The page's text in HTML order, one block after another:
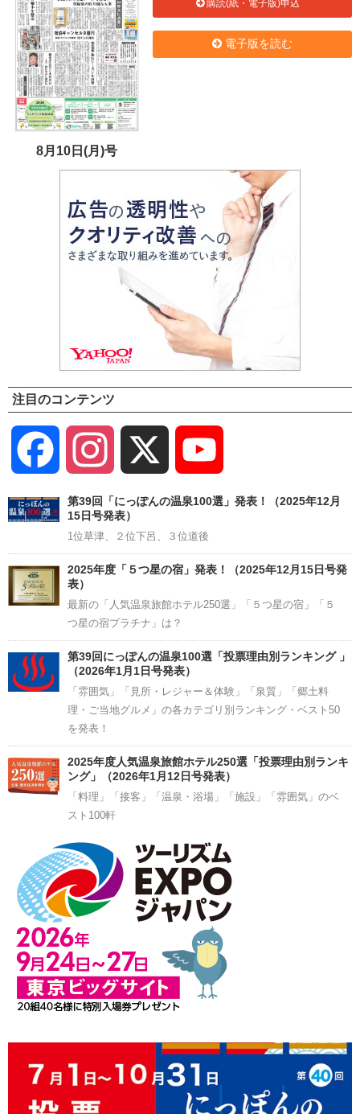
8月10日(月)号
購読(紙・電子版)申込
電子版を読む
注目のコンテンツ
Facebook Instagram
Channel
第39回「にっぽんの温泉100選」発表！（2025年12月
15日号発表）
1位草津、２位下呂、３位道後
2025年度「５つ星の宿」発表！（2025年12月15日号発
表）
最新の「人気温泉旅館ホテル250選」「５つ星の宿」「５
つ星の宿プラチナ」は？
第39回にっぽんの温泉100選「投票理由別ランキング 」
（2026年1月1日号発表）
「雰囲気」「見所・レジャー＆体験」「泉質」「郷土料
理・ご当地グルメ」の各カテゴリ別ランキング・ベスト50
を発表！
2025年度人気温泉旅館ホテル250選「投票理由別ランキ
ング」（2026年1月12日号発表）
「料理」「接客」「温泉・浴場」「施設」「雰囲気」のベ
スト100軒